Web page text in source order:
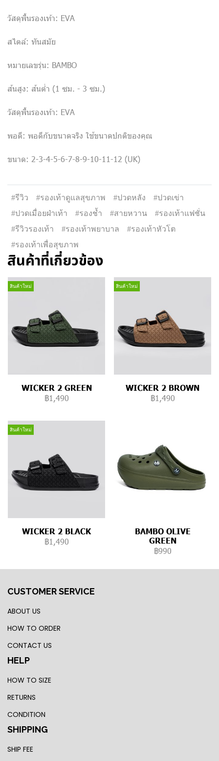
วัสดุพื้นรองเท้า: EVA
สไตล์: ทันสมัย
หมายเลขรุ่น: BAMBO
ส้นสูง: ส้นต่ำ (1 ซม. - 3 ซม.)
วัสดุพื้นรองเท้า: EVA
พอดี: พอดีกับขนาดจริง ใช้ขนาดปกติของคุณ
ขนาด: 2-3-4-5-6-7-8-9-10-11-12 (UK)
#รีวิว #รองเท้าดูแลสุขภาพ #ปวดหลัง
#ปวดเข่า
#ปวดเมื่อยฝ่าเท้า
#รองช้ำ #สายหวาน
#รองเท้าแฟชั่น
#รีวิวรองเท้า
#รองเท้าพยาบาล
#รองเท้าหัวโต
#รองเท้าเพื่อสุขภาพ
สินค้าที่เกี่ยวข้อง
สินค้าใหม่
WICKER 2 GREEN
฿1,490
สินค้าใหม่
WICKER 2 BROWN
฿1,490
สินค้าใหม่
WICKER 2 BLACK
฿1,490
BAMBO OLIVE
GREEN
฿990
CUSTOMER SERVICE
ABOUT US
HOW TO ORDER
CONTACT US
HELP
HOW TO SIZE
RETURNS
CONDITION
SHIPPING
SHIP FEE